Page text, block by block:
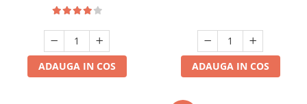
ADAUGA IN COS ADAUGA IN COS